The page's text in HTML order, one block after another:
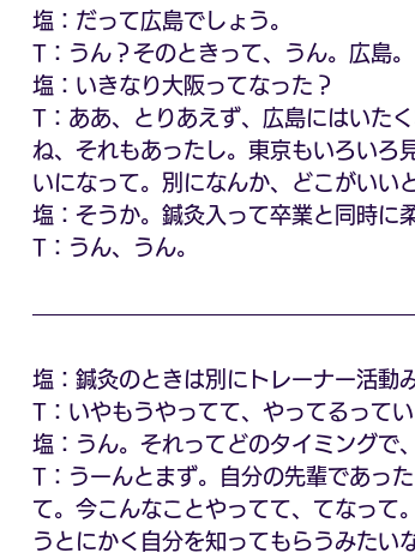
塩：だって広島でしょう。
T：うん？そのときって、うん。広島。
塩：いきなり大阪ってなった？
T：ああ、とりあえず、広島にはいた
ね、それもあったし。東京もいろいろ
いになって。別になんか、どこがいい
塩：そうか。鍼灸入って卒業と同時に
T：うん、うん。
塩：鍼灸のときは別にトレーナー活動
T：いやもうやってて、やってるって
塩：うん。それってどのタイミングで
T：うーんとまず。自分の先輩であっ
て。今こんなことやってて、てなって
うとにかく自分を知ってもらうみたい